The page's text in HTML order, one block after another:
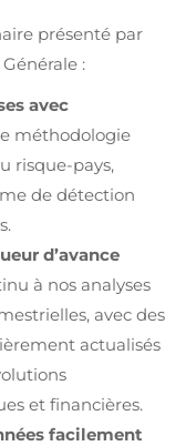
présenté par
:
avec
méthodologie
risque-pays,
de détection
d’avance
à nos analyses
avec des
actualisés
et financières.
facilement